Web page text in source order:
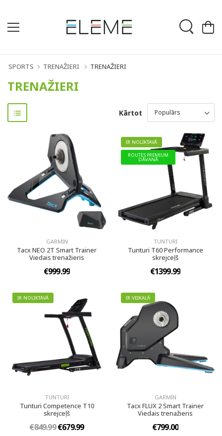
SPORTS TRENAŽIERI TRENAŽIERI
TRENAŽIERI
Kārtot
GARMIN
Tacx NEO 2T Smart Trainer
Viedais trenažieris
€999.99
IR NOLIKTAVĀ
ROUTES PREMIUM
DĀVANĀ
TUNTURI
Tunturi T60 Performance
skrejceļš
€1399.99
IR NOLIKTAVĀ
TUNTURI
Tunturi Competence T10
skrejceļš
€849.99€679.99
IR VEIKALĀ
GARMIN
Tacx FLUX 2 Smart Trainer
Viedais trenažieris
€799.00